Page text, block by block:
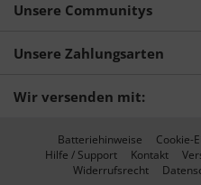
Unsere Communitys
Unsere Zahlungsarten
Wir versenden mit:
Batteriehinweise Cookie-
Hilfe / Support
Kontakt
Widerrufsrecht